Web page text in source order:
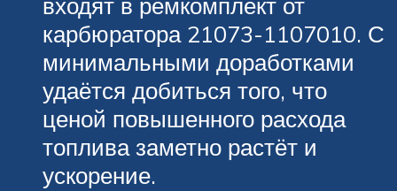
карбюратора 21073-1107010. С
минимальными доработками
удаётся добиться того, что
ценой повышенного расхода
топлива заметно растёт и
ускорение.